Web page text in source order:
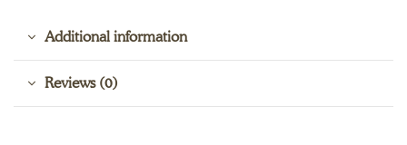
Additional information
Reviews (0)